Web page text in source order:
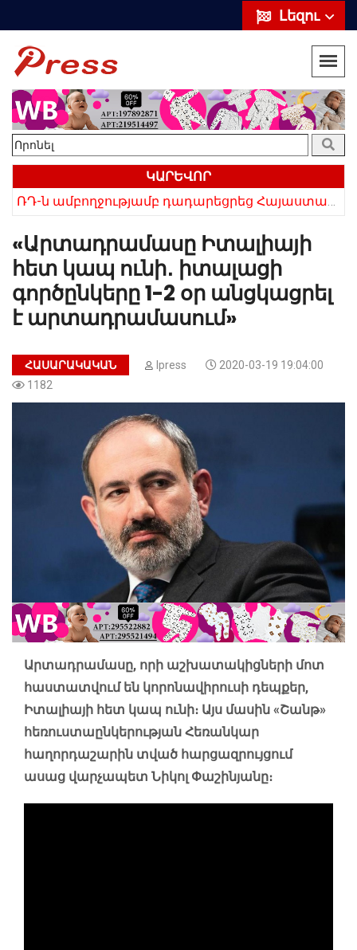
Լեզու
ԿԱՐԵՎՈՐ
«Արտադրամասը Իտալիայի
հետ կապ ունի․ իտալացի
գործընկերը 1-2 օր անցկացրել
է արտադրամասում»
ՀԱՍԱՐԱԿԱԿԱՆ Ipress
2020-03-19 19:04:00
1182
Արտադրամասը, որի աշխատակիցների մոտ
հաստատվում են կորոնավիրուսի դեպքեր,
Իտալիայի հետ կապ ունի։ Այս մասին «Շանթ»
հեռուստաընկերության Հեռանկար
հաղորդաշարին տված հարցազրույցում
ասաց վարչապետ Նիկոլ Փաշինյանը։